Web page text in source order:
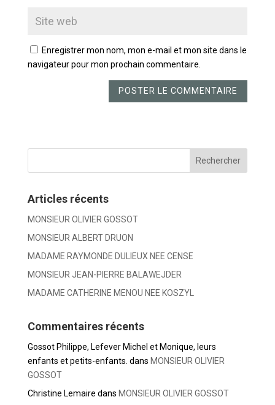
Enregistrer mon nom, mon e-mail et mon site dans le
navigateur pour mon prochain commentaire.
Articles récents
MONSIEUR OLIVIER GOSSOT
MONSIEUR ALBERT DRUON
MADAME RAYMONDE DULIEUX NEE CENSE
MONSIEUR JEAN-PIERRE BALAWEJDER
MADAME CATHERINE MENOU NEE KOSZYL
Commentaires récents
Gossot Philippe, Lefever Michel et Monique, leurs
enfants et petits-enfants. dans MONSIEUR OLIVIER
GOSSOT
Christine Lemaire dans MONSIEUR OLIVIER GOSSOT